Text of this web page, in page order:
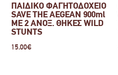
ΠΑΙΔΙΚΟ ΦΑΓΗΤΟΔΟΧΕΙΟ
SAVE THE AEGEAN 900ml
ΜΕ 2 ΑΝΟΞ. ΘΗΚΕΣ WILD
STUNTS
15.00€